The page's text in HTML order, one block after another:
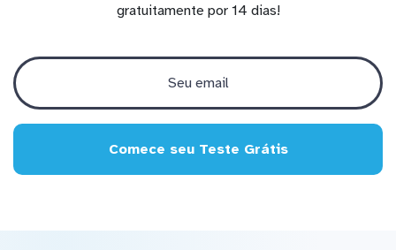
gratuitamente por 14 dias!
Comece seu Teste Grátis